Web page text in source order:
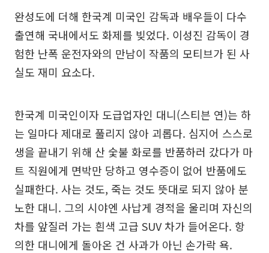
완성도에 더해 한국계 미국인 감독과 배우들이 다수
출연해 국내에서도 화제를 빚었다. 이성진 감독이 경
험한 난폭 운전자와의 만남이 작품의 모티브가 된 사
실도 재미 요소다.
한국계 미국인이자 도급업자인 대니(스티븐 연)는 하
는 일마다 제대로 풀리지 않아 괴롭다. 심지어 스스로
생을 끝내기 위해 산 숯불 화로를 반품하러 갔다가 마
트 직원에게 면박만 당하고 영수증이 없어 반품에도
실패한다. 사는 것도, 죽는 것도 뜻대로 되지 않아 분
노한 대니. 그의 시야엔 사납게 경적을 울리며 자신의
차를 앞질러 가는 흰색 고급 SUV 차가 들어온다. 항
의한 대니에게 돌아온 건 사과가 아닌 손가락 욕.